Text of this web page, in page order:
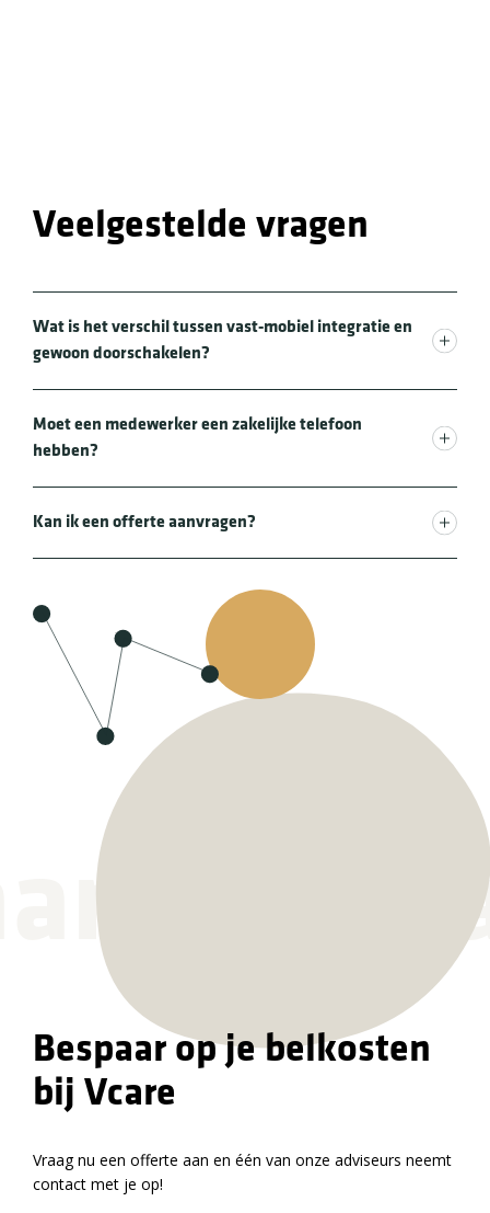
Veelgestelde vragen
Wat is het verschil tussen vast-mobiel integratie en
gewoon doorschakelen?
Moet een medewerker een zakelijke telefoon
hebben?
Kan ik een offerte aanvragen?
Bespaar op je belkosten
bij Vcare
Vraag nu een offerte aan en één van onze adviseurs neemt
contact met je op!